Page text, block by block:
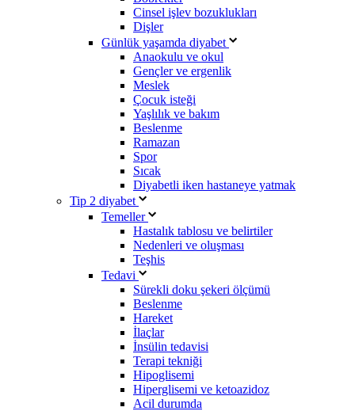
Cinsel işlev bozuklukları
Dişler
Günlük yaşamda diyabet
Anaokulu ve okul
Gençler ve ergenlik
Meslek
Çocuk isteği
Yaşlılık ve bakım
Beslenme
Ramazan
Spor
Sıcak
Diyabetli iken hastaneye yatmak
Tip 2 diyabet
Temeller
Hastalık tablosu ve belirtiler
Nedenleri ve oluşması
Teşhis
Tedavi
Sürekli doku şekeri ölçümü
Beslenme
Hareket
İlaçlar
İnsülin tedavisi
Terapi tekniği
Hipoglisemi
Hiperglisemi ve ketoazidoz
Acil durumda